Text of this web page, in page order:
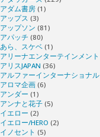
アダム書房 (1)
アップス (3)
アップソン (81)
アパッチ (80)
あら、スケベ (1)
アリーナエンターテインメント
アリスJAPAN (36)
アルファーインターナショナル
アロマ企画 (6)
アンダー (1)
アンナと花子 (5)
イエロー (2)
イエロー/HERO (2)
イノセント (5)